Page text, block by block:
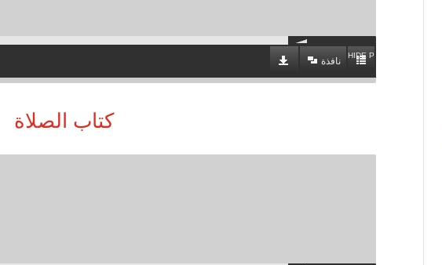
HIDE PLAYLIST
نافذة
كتاب الصلاة